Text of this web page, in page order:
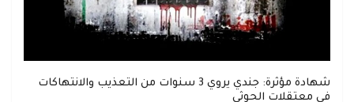
شهادة مؤثرة: جندي يروي 3 سنوات من التعذيب والانتهاكات
في معتقلات الحوثي